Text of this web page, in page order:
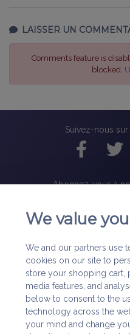
LAISSER UN
Comments feature is
blocked.
Suivez-nous
Abonnez-vous à
À Propos | Nous contacter |
confidentialité |
© 1999-2022Association
Les Matériaux et Services de
protégés par les lois sur les
We value
We and our partners use
cookies on our site to
store your shopping cart,
media features, and
below to consent to the
technology across the
your mind and change